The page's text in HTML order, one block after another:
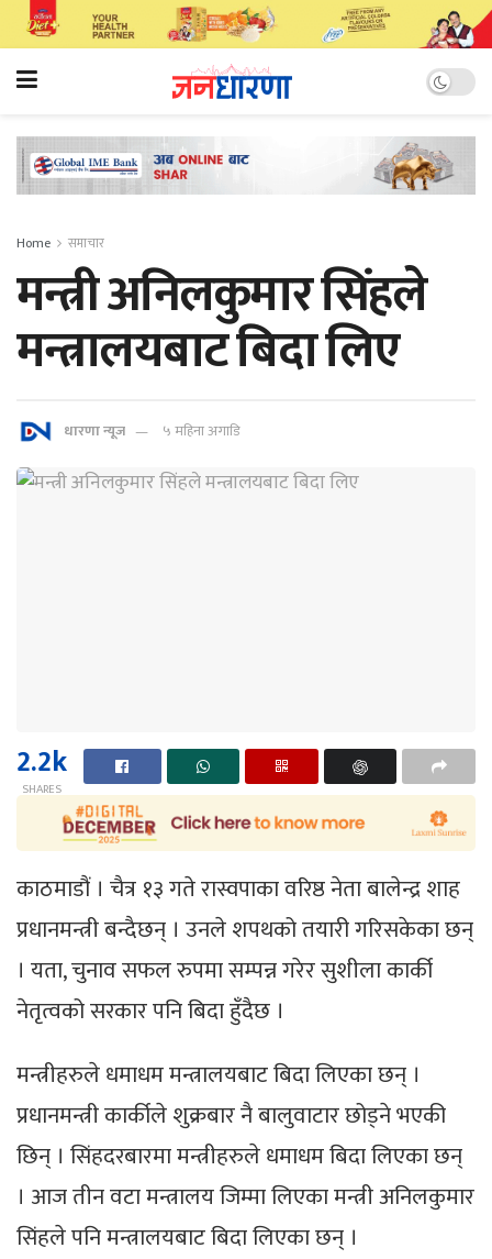
Home समाचार
मन्त्री अनिलकुमार सिंहले
मन्त्रालयबाट बिदा लिए
धारणा न्यूज ५ महिना अगाडि
2.2k
SHARES
काठमाडौं । चैत्र १३ गते रास्वपाका वरिष्ठ नेता बालेन्द्र शाह
प्रधानमन्त्री बन्दैछन् । उनले शपथको तयारी गरिसकेका छन्
। यता, चुनाव सफल रुपमा सम्पन्न गरेर सुशीला कार्की
नेतृत्वको सरकार पनि बिदा हुँदैछ ।
मन्त्रीहरुले धमाधम मन्त्रालयबाट बिदा लिएका छन् ।
प्रधानमन्त्री कार्कीले शुक्रबार नै बालुवाटार छोड्ने भएकी
छिन् । सिंहदरबारमा मन्त्रीहरुले धमाधम बिदा लिएका छन्
। आज तीन वटा मन्त्रालय जिम्मा लिएका मन्त्री अनिलकुमार
सिंहले पनि मन्त्रालयबाट बिदा लिएका छन् ।